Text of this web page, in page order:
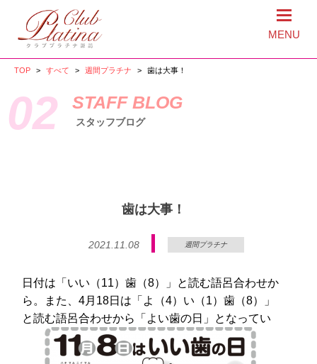
MENU
TOP > すべて > 週間プラチナ > 歯は大事！
02 STAFF BLOG
スタッフブログ
歯は大事！
2021.11.08 週間プラチナ
日付は「いい（11）歯（8）」と読む語呂合わせか
ら。また、4月18日は「よ（4）い（1）歯（8）」
と読む語呂合わせから「よい歯の日」となってい